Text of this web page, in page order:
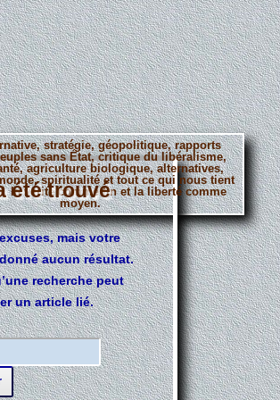
stratégie, géopolitique, rapports
sans État, critique du libéralisme,
agriculture biologique, alternatives,
spiritualité et tout ce qui nous tient
la vérité comme fin et la liberté comme
moyen.
été trouvé
mais votre
aucun résultat.
recherche peut
un article lié.